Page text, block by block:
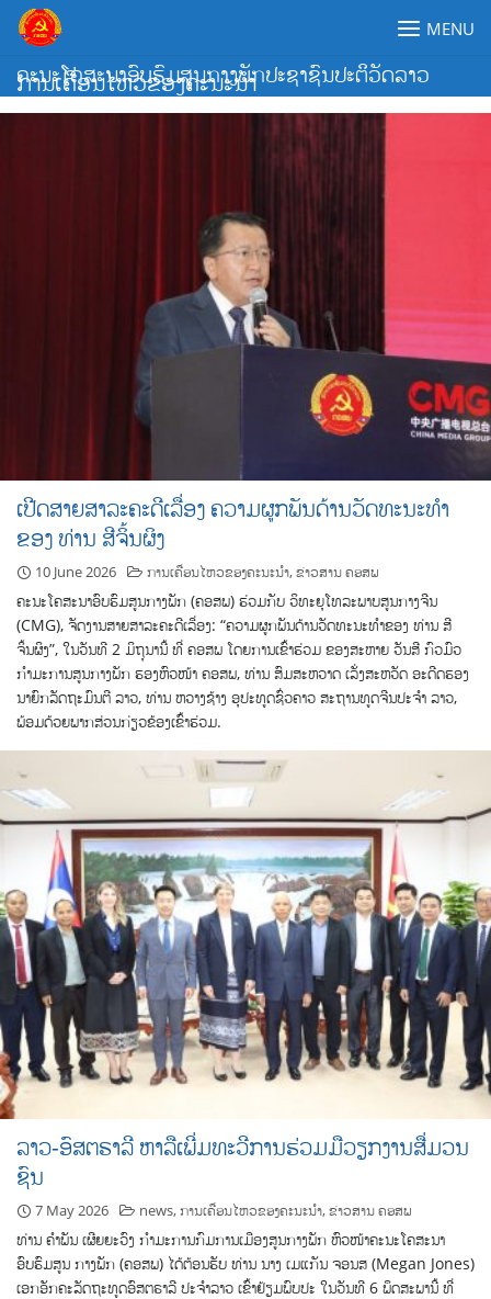
Skip
content
ຄະນະໂຄສະນາອົບຮົມສູນກາງພັກປະຊາຊົນປະຕິວັດລາວ
MENU
ການເຄື່ອນໄຫວຂອງຄະນະນຳ
ເປີດສາຍສາລະຄະດີເລື່ອງ ຄວາມຜູກພັນດ້ານວັດທະນະທຳ
ຂອງ ທ່ານ ສີຈິ້ນຜິງ
10 June 2026 ການເຄື່ອນໄຫວຂອງຄະນະນຳ,ຂ່າວສານ ຄອສພ
ຄະນະໂຄສະນາອົບຮົມສູນກາງພັກ (ຄອສພ) ຮ່ວມກັບ ວິທະຍຸໂທລະພາບສູນກາງຈີນ
(CMG), ຈັດງານສາຍສາລະຄະດີເລື່ອງ: “ຄວາມຜູກພັນດ້ານວັດທະນະທຳຂອງ ທ່ານ ສີ
ຈິ້ນຜິງ”, ໃນວັນທີ 2 ມິຖຸນານີ້ ທີ່ ຄອສພ ໂດຍການເຂົ້າຮ່ວມ ຂອງສະຫາຍ ວັນສີ ກົວມົວ
ກໍາມະການສູນກາງພັກ ຮອງຫົວໜ້າ ຄອສພ, ທ່ານ ສົມສະຫວາດ ເລັ່ງສະຫວັດ ອະດີດຮອງ
ນາຍົກລັດຖະມົນຕີ ລາວ, ທ່ານ ຫວາງຊ້າງ ອຸປະທູດຊົ່ວຄາວ ສະຖານທູດຈີນປະຈຳ ລາວ,
ພ້ອມດ້ວຍພາກສ່ວນກ່ຽວຂ້ອງເຂົ້າຮ່ວມ.
ລາວ-ອົສຕຣາລີ ຫາລືເພີ່ມທະວີການຮ່ວມມືວຽກງານສື່ມວນ
ຊົນ
7 May 2026 news,ການເຄື່ອນໄຫວຂອງຄະນະນຳ,ຂ່າວສານ ຄອສພ
ທ່ານ ຄຳພັນ ເຜີຍຍະວົງ ກຳມະການກົມການເມືອງສູນກາງພັກ ຫົວໜ້າຄະນະໂຄສະນາ
ອົບຮົມສູນ ກາງພັກ (ຄອສພ) ໄດ້ຕ້ອນຮັບ ທ່ານ ນາງ ເມແກັນ ຈອນສ (Megan Jones)
ເອກອັກຄະລັດຖະທູດອົສຕຣາລີ ປະຈຳລາວ ເຂົ້າຢ້ຽມພົບປະ ໃນວັນທີ 6 ພຶດສະພານີ້ ທີ່